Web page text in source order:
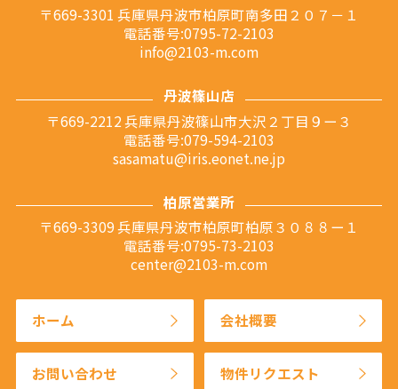
〒669-3301 兵庫県丹波市柏原町南多田２０７－１
電話番号:0795-72-2103
info@2103-m.com
丹波篠山店
〒669-2212 兵庫県丹波篠山市大沢２丁目９ー３
電話番号:079-594-2103
sasamatu@iris.eonet.ne.jp
柏原営業所
〒669-3309 兵庫県丹波市柏原町柏原３０８８ー１
電話番号:0795-73-2103
center@2103-m.com
ホーム 会社概要
お問い合わせ 物件リクエスト